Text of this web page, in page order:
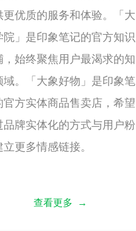
更优质的服务和体验。「大
院」是印象笔记的官方知识
，始终聚焦用户最渴求的知
域。「大象好物」是印象笔
官方实体商品售卖店，希望
品牌实体化的方式与用户粉
立更多情感链接。
查看更多 →